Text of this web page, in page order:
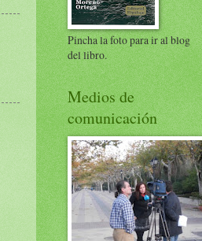
Pincha la foto para ir al blog
del libro.
Medios de
comunicación